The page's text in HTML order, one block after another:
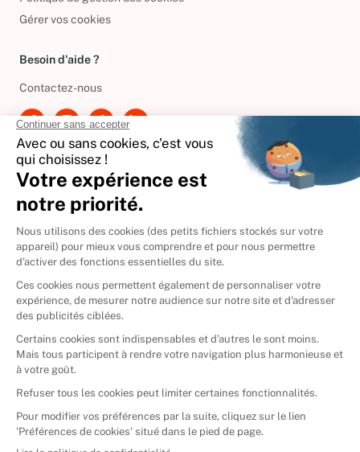
Gérer vos cookies
Besoin d'aide ?
Contactez-nous
International
🇪🇸Espagne
🇩🇪Allemagne
🇮🇹 Italie